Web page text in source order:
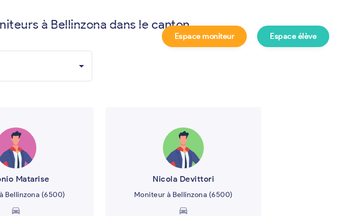
Espace moniteur Espace élève
à Bellinzona dans le canton
Matarise
Bellinzona (6500)
directions_car
Nicola Devittori
Moniteur à Bellinzona (6500)
directions_car